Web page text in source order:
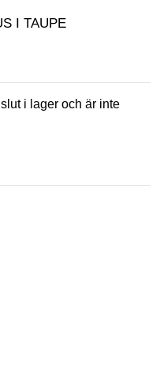
I TAUPE
i lager och är inte